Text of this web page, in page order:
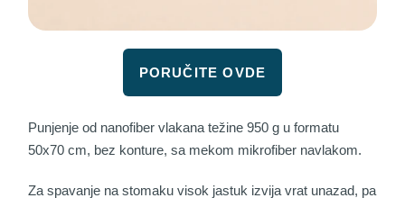
PORUČITE OVDE
Punjenje od nanofiber vlakana težine 950 g u formatu
50x70 cm, bez konture, sa mekom mikrofiber navlakom.
Za spavanje na stomaku visok jastuk izvija vrat unazad, pa